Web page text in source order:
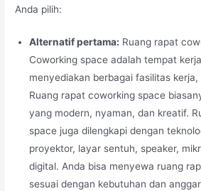
Anda pilih:
Alternatif pertama: Ruang rapat
Coworking space adalah tempat
menyediakan berbagai fasilitas
Ruang rapat coworking space
yang modern, nyaman, dan kreatif.
space juga dilengkapi dengan
proyektor, layar sentuh, speaker,
digital. Anda bisa menyewa ruang
sesuai dengan kebutuhan dan